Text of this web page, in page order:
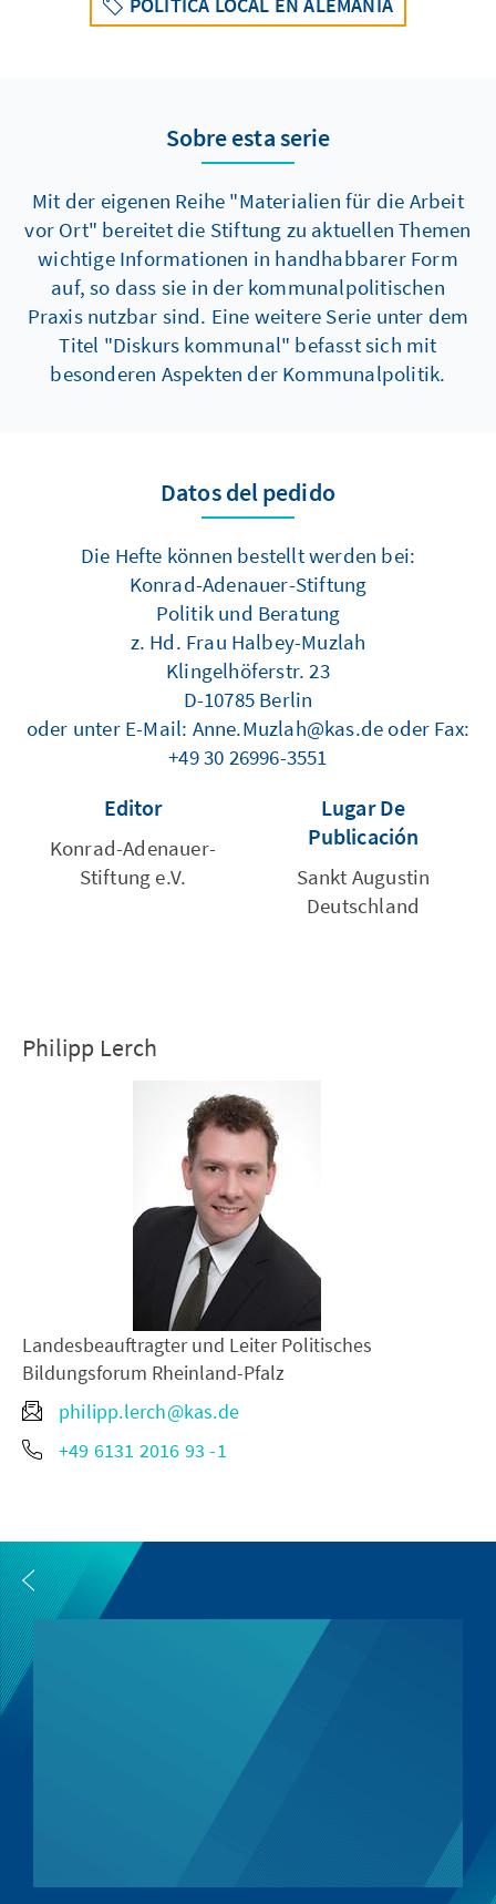
Sobre esta serie
Mit der eigenen Reihe "Materialien für die Arbeit
vor Ort" bereitet die Stiftung zu aktuellen Themen
wichtige Informationen in handhabbarer Form
auf, so dass sie in der kommunalpolitischen
Praxis nutzbar sind. Eine weitere Serie unter dem
Titel "Diskurs kommunal" befasst sich mit
besonderen Aspekten der Kommunalpolitik.
Datos del pedido
Die Hefte können bestellt werden bei:
Konrad-Adenauer-Stiftung
Politik und Beratung
z. Hd. Frau Halbey-Muzlah
Klingelhöferstr. 23
D-10785 Berlin
oder unter E-Mail: Anne.Muzlah@kas.de oder Fax:
+49 30 26996-3551
Editor
Konrad-Adenauer-
Stiftung e.V.
Lugar De
Publicación
Sankt Augustin
Deutschland
Philipp Lerch
Landesbeauftragter und Leiter Politisches
Bildungsforum Rheinland-Pfalz
philipp.lerch@kas.de
+49 6131 2016 93 -1